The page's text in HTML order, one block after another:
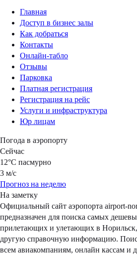
Главная
Доступ в бизнес залы
Как добраться
Контакты
Онлайн-табло
Отзывы
Парковка
Платная регистрация
Регистрация на рейс
Услуги и инфраструктура
Юр лицам
Погода в аэропорту
Сейчас
12°C пасмурно
3 м/с
Прогноз на неделю
На заметку
Официальный сайт аэропорта airport-
предназначен для поиска самых
прилетающих и улетающих в Норильск,
другую справочную информацию.
всем авиакомпаниям, онлайн кассам и